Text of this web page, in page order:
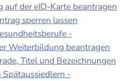
auf der eID-Karte beantragen
sperren lassen
-
Weiterbildung beantragen
Titel und Bezeichnungen
-